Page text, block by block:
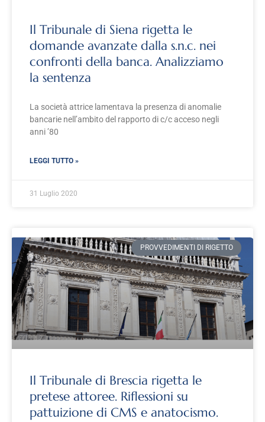
Il Tribunale di Siena rigetta le
domande avanzate dalla s.n.c. nei
confronti della banca. Analizziamo
la sentenza
La società attrice lamentava la presenza di anomalie
bancarie nell’ambito del rapporto di c/c acceso negli
anni ’80
LEGGI TUTTO »
31 Luglio 2020
PROVVEDIMENTI DI RIGETTO
Il Tribunale di Brescia rigetta le
pretese attoree. Riflessioni su
pattuizione di CMS e anatocismo.